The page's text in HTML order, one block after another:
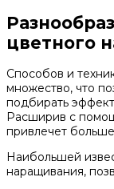
цветного
Способов и
множество, что
подбирать
Расширив с
привлечет
Наибольшей
наращивания,